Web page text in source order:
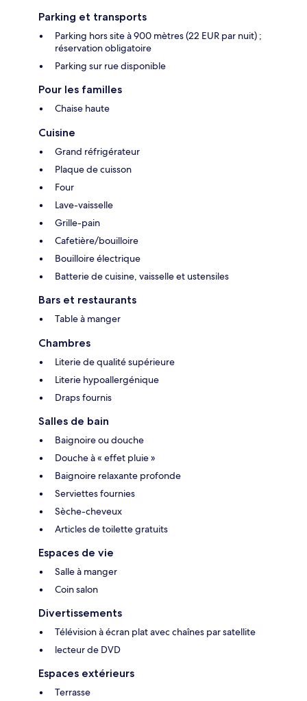
Parking et transports
Parking hors site à 900 mètres (22 EUR par nuit) ;
réservation obligatoire
Parking sur rue disponible
Pour les familles
Chaise haute
Cuisine
Grand réfrigérateur
Plaque de cuisson
Four
Lave-vaisselle
Grille-pain
Cafetière/bouilloire
Bouilloire électrique
Batterie de cuisine, vaisselle et ustensiles
Bars et restaurants
Table à manger
Chambres
Literie de qualité supérieure
Literie hypoallergénique
Draps fournis
Salles de bain
Baignoire ou douche
Douche à « effet pluie »
Baignoire relaxante profonde
Serviettes fournies
Sèche-cheveux
Articles de toilette gratuits
Espaces de vie
Salle à manger
Coin salon
Divertissements
Télévision à écran plat avec chaînes par satellite
lecteur de DVD
Espaces extérieurs
Terrasse